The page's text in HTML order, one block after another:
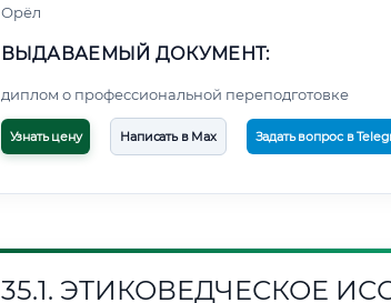
Орёл
ВЫДАВАЕМЫЙ ДОКУМЕНТ:
диплом о профессиональной переподготовке
Узнать цену Написать в Max Задать вопрос в
35.1. ЭТИКОВЕДЧЕСКОЕ